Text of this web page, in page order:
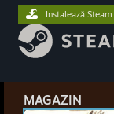
MAGAZIN
Instalează Steam